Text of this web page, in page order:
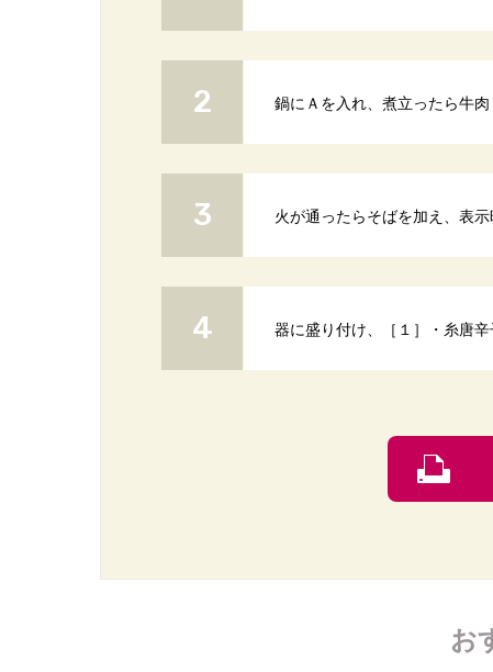
鍋にＡを入れ、煮立ったら牛
火が通ったらそばを加え、表示
器に盛り付け、［１］・糸唐
お